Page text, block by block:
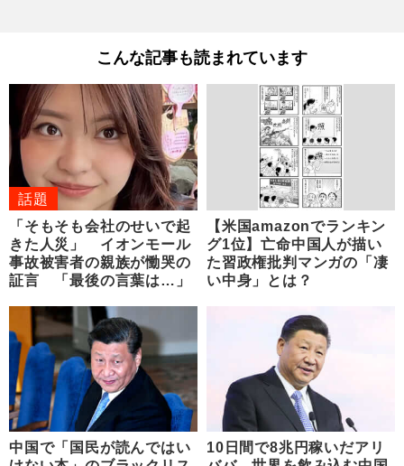
こんな記事も読まれています
話題
「そもそも会社のせいで起
きた人災」 イオンモール
事故被害者の親族が慟哭の
証言 「最後の言葉は…」
【米国amazonでランキン
グ1位】亡命中国人が描い
た習政権批判マンガの「凄
い中身」とは？
中国で「国民が読んではい
10日間で8兆円稼いだアリ